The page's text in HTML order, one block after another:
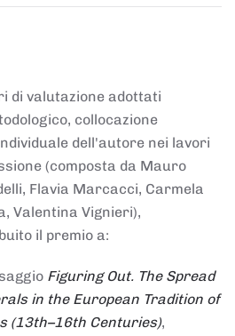
di valutazione adottati
collocazione
dell'autore nei lavori
(composta da Mauro
Flavia Marcacci, Carmela
Valentina Vignieri),
il premio a:
Figuring Out. The Spread
in the European Tradition of
(13th–16th Centuries),